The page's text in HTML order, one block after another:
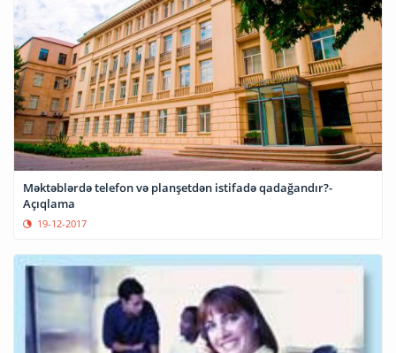
Məktəblərdə telefon və planşetdən istifadə qadağandır?-
Açıqlama
19-12-2017